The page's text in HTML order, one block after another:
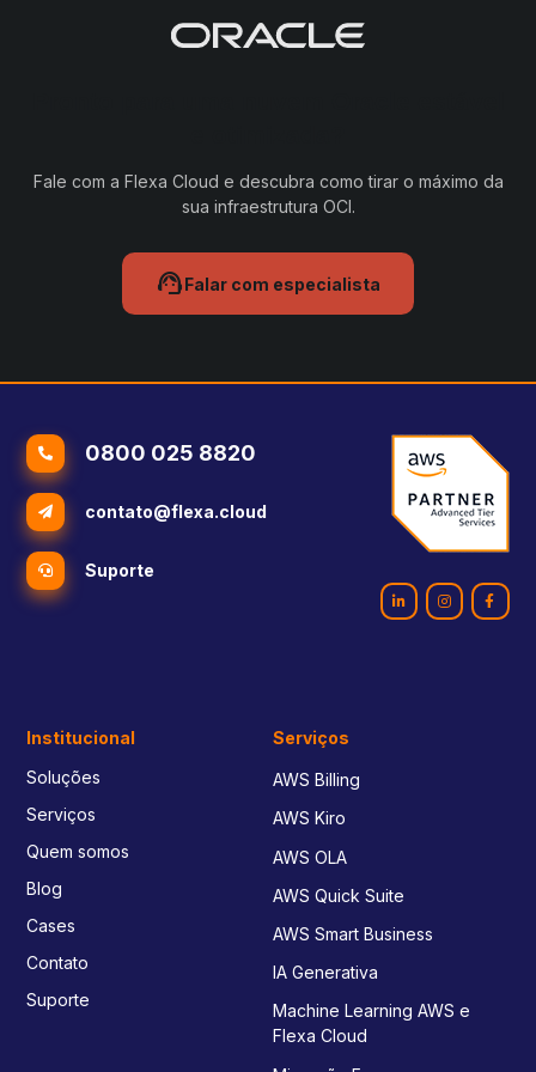
Fale com a Flexa Cloud e descubra como tirar o máximo da
sua infraestrutura OCI.
support_agentFalar com especialista
0800 025 8820
contato@flexa.cloud
Suporte
Institucional
Soluções
Serviços
Quem somos
Blog
Cases
Contato
Suporte
Serviços
AWS Billing
AWS Kiro
AWS OLA
AWS Quick Suite
AWS Smart Business
IA Generativa
Machine Learning AWS e
Flexa Cloud